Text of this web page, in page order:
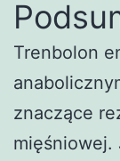
Trenbolon
znaczące
mięśniowej.